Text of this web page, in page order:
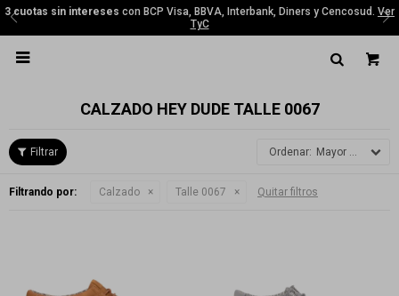
3 cuotas sin intereses con BCP Visa, BBVA, Interbank, Diners y Cencosud. Ver
TyC

CALZADO HEY DUDE TALLE 0067
Mayor precio
Filtrando por: Calzado Talle 0067 Quitar filtros